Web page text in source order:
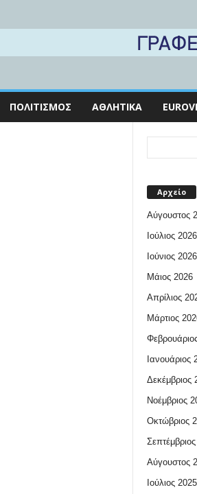
ΠΟΛΙΤΙΣΜΌΣ ΑΘΛΗΤΙΚΆ
Αρχείο
Αύγουστος
Ιούλιος 2026
Ιούνιος 2026
Μάιος 2026
Απρίλιος
Μάρτιος
Ιανουάριος
Δεκέμβριος
Νοέμβριος
Οκτώβριος
Αύγουστος
Ιούλιος 2025